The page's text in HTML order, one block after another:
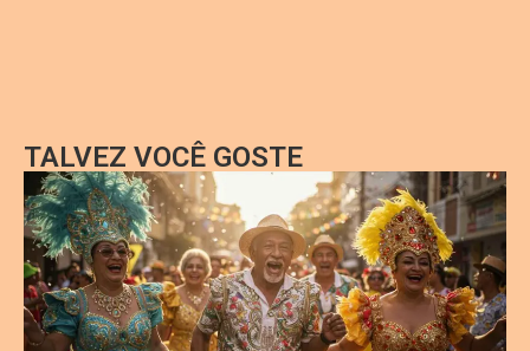
TALVEZ VOCÊ GOSTE